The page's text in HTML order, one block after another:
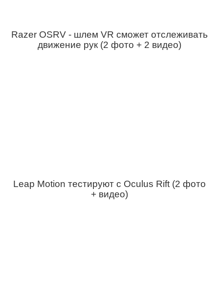
Razer OSRV - шлем VR сможет отслеживать
движение рук (2 фото + 2 видео)
Leap Motion тестируют с Oculus Rift (2 фото
+ видео)